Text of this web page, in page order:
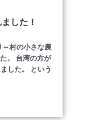
した！
村の小さな農
。 台湾の方が
した。 という